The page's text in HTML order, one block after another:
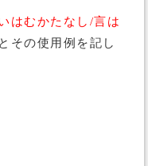
はむかたなし/言は
その使用例を記し